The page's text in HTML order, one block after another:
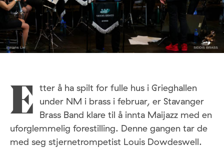
E tter å ha spilt for fulle hus i Grieghallen
under NM i brass i februar, er Stavanger
Brass Band klare til å innta Maijazz med en
uforglemmelig forestilling. Denne gangen tar de
med seg stjernetrompetist Louis Dowdeswell.